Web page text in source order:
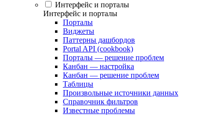
Интерфейс и порталы
Интерфейс и порталы
Порталы
Виджеты
Паттерны дашбордов
Portal API (cookbook)
Порталы — решение проблем
Канбан — настройка
Канбан — решение проблем
Таблицы
Произвольные источники данных
Справочник фильтров
Известные проблемы